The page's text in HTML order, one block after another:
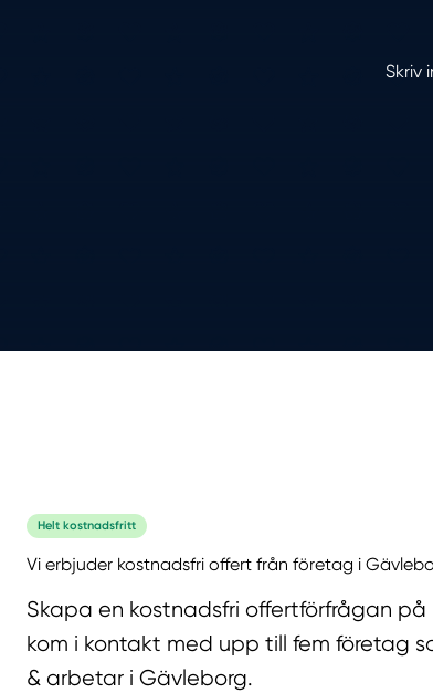
Skriv
Helt kostnadsfritt
Vi erbjuder kostnadsfri offert från företag i
Skapa en kostnadsfri offertförfrågan
kom i kontakt med upp till fem företag
& arbetar i Gävleborg.